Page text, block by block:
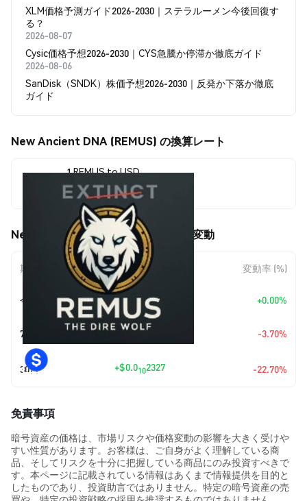
XLM価格予測ガイド2026-2030｜ステラルーメン今後回復す
る？
2026-08-07
Cysic価格予想2026-2030｜CYS急騰か停滞か徹底ガイド
2026-08-06
SanDisk（SNDK）株価予想2026-2030｜反発か下落か徹底
ガイド
New Ancient DNA (REMUS) の換算レート
1 REMUS to USD
$0.0<sub>10</sub>7925
New Ancient DNA (REMUS) の価格変動
期間 金額変動 変動率 (%)
今日 +$0.00 +0.00%
7日 + $0.0 3045 -3.70%
30日 +$0.0102327 -22.70%
免責事項
暗号資産の価格は、市場リスクや価格変動の影響を大きく受けや
すい性質があります。お客様は、ご自身がよく理解している商
品、そしてリスクを十分に把握している商品にのみ投資すべきで
す。本ページに記載されている情報はあくまで情報提供を目的と
したものであり、投資助言ではありません。特定の暗号資産の売